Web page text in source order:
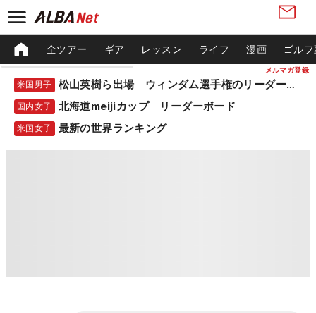
メルマガ登録
全ツアー ギア レッスン ライフ 漫画 ゴル
米国男子 松山英樹ら出場 ウィンダム選手権のリーダーボード
国内女子 北海道meijiカップ リーダーボード
米国女子 最新の世界ランキング